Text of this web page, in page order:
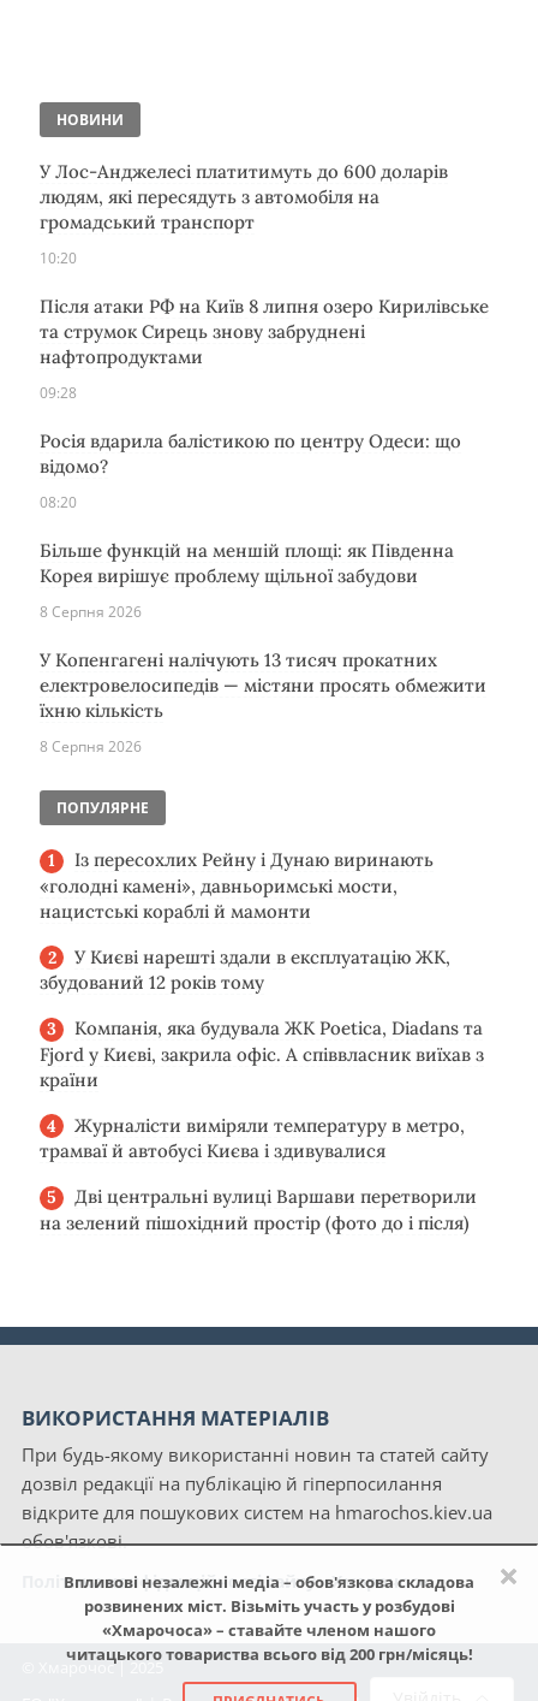
×
Впливові незалежні медіа – обов'язкова складова
розвинених міст. Візьміть участь у розбудові
«Хмарочоса» – ставайте членом нашого
читацького товариства всього від 200 грн/місяць!
НОВИНИ
У Лос-Анджелесі платитимуть до 600 доларів
людям, які пересядуть з автомобіля на
громадський транспорт
10:20
Після атаки РФ на Київ 8 липня озеро Кирилівське
та струмок Сирець знову забруднені
нафтопродуктами
09:28
Росія вдарила балістикою по центру Одеси: що
відомо?
08:20
Більше функцій на меншій площі: як Південна
Корея вирішує проблему щільної забудови
8 Серпня 2026
У Копенгагені налічують 13 тисяч прокатних
електровелосипедів — містяни просять обмежити
їхню кількість
8 Серпня 2026
ПОПУЛЯРНЕ
Із пересохлих Рейну і Дунаю виринають
«голодні камені», давньоримські мости,
нацистські кораблі й мамонти
У Києві нарешті здали в експлуатацію ЖК,
збудований 12 років тому
Компанія, яка будувала ЖК Poetica, Diadans та
Fjord у Києві, закрила офіс. А співвласник виїхав з
країни
Журналісти виміряли температуру в метро,
трамваї й автобусі Києва і здивувалися
Дві центральні вулиці Варшави перетворили
на зелений пішохідний простір (фото до і після)
ВИКОРИСТАННЯ МАТЕРІАЛІВ
При будь-якому використанні новин та статей сайту
дозвіл редакції на публікацію й гіперпосилання
відкрите для пошукових систем на hmarochos.kiev.ua
обов'язкові.
Політика конфіденційності сайту «Хмарочос»
© Хмарочос | 2025